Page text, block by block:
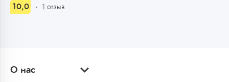
10,0
1 отзыв
О нас